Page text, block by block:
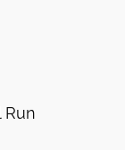
Run